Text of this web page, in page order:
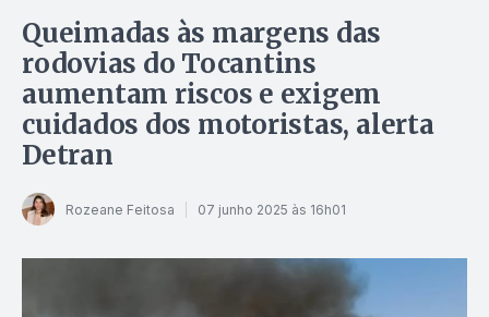
Queimadas às margens das
rodovias do Tocantins
aumentam riscos e exigem
cuidados dos motoristas, alerta
Detran
Rozeane Feitosa 07 junho 2025 às 16h01